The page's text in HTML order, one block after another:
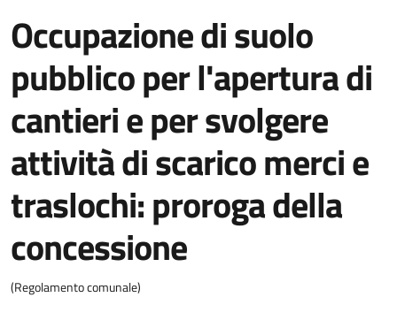
Occupazione di suolo
pubblico per l'apertura di
cantieri e per svolgere
attività di scarico merci e
traslochi: proroga della
concessione
(Regolamento comunale)